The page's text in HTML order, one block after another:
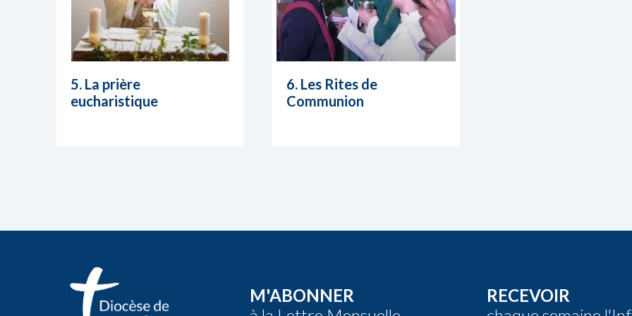
5. La prière
eucharistique
6. Les Rites de
Communion
M'ABONNER
RECEVOIR